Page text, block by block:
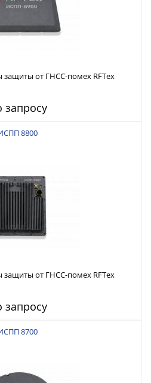
от ГНСС-помех RFТех
запросу
8800
от ГНСС-помех RFТех
запросу
8700